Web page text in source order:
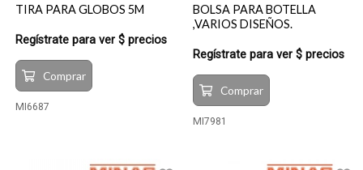
TIRA PARA GLOBOS 5M
Regístrate para ver $ precios
Comprar
MI6687
BOLSA PARA BOTELLA
,VARIOS DISEÑOS.
Regístrate para ver $ precios
Comprar
MI7981